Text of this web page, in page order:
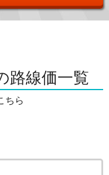
路線価一覧
ちら